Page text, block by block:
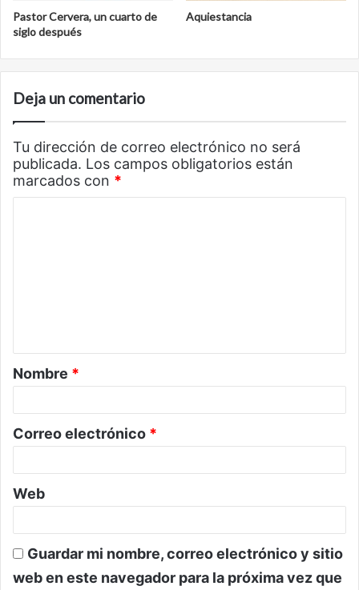
Pastor Cervera, un cuarto de
siglo después
Aquiestancia
Deja un comentario
Tu dirección de correo electrónico no será
publicada. Los campos obligatorios están
marcados con *
a
r
o
*
Nombre *
Correo electrónico *
Web
Guardar mi nombre, correo electrónico y sitio
web en este navegador para la próxima vez que